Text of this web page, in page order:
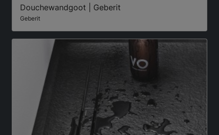
Douchewandgoot | Geberit
Geberit